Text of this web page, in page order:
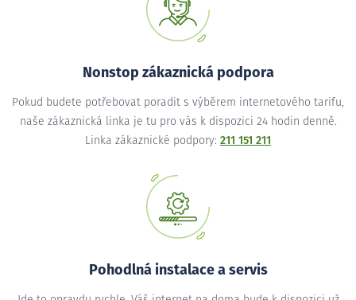
Nonstop zákaznická podpora
Pokud budete potřebovat poradit s výběrem internetového tarifu,
naše zákaznická linka je tu pro vás k dispozici 24 hodin denně.
Linka zákaznické podpory: 211 151 211
Pohodlná instalace a servis